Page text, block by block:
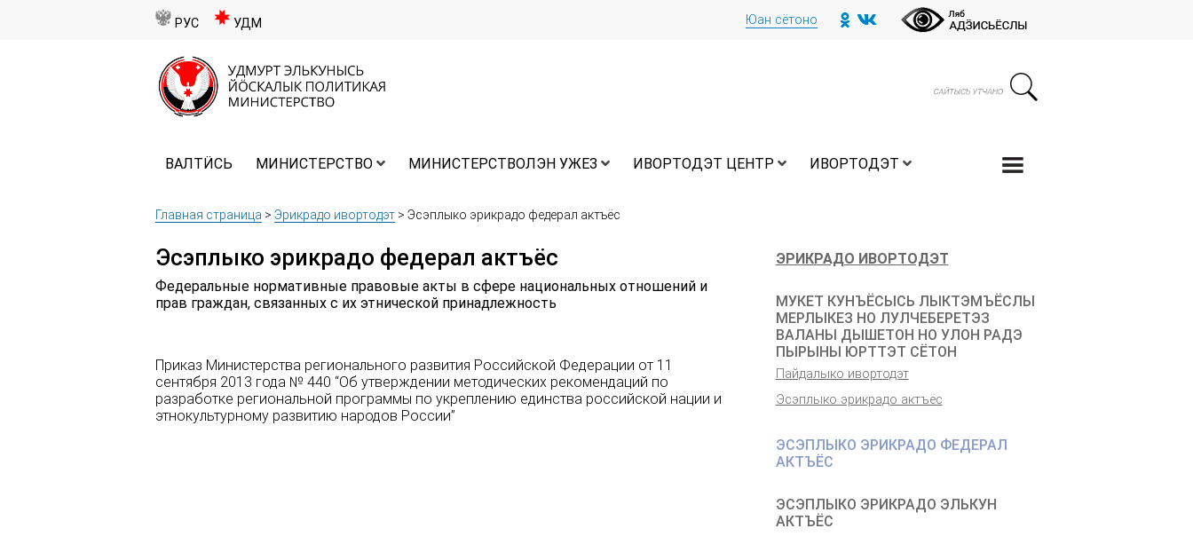
РУС УДМ Юан сётоно
ВАЛТӤСЬ МИНИСТЕРСТВО МИНИСТЕРСТВОЛЭН УЖЕЗ ИВОРТОДЭТ ЦЕНТР ИВОРТОДЭТ
Главная страница > Эрикрадо ивортодэт > Эсэплыко эрикрадо федерал актъёс
Эсэплыко эрикрадо федерал актъёс
Федеральные нормативные правовые акты в сфере национальных отношений и
прав граждан, связанных с их этнической принадлежность
Приказ Министерства регионального развития Российской Федерации от 11
сентября 2013 года № 440 “Об утверждении методических рекомендаций по
разработке региональной программы по укреплению единства российской нации и
этнокультурному развитию народов России”
ЭРИКРАДО ИВОРТОДЭТ
МУКЕТ КУНЪЁСЫСЬ ЛЫКТЭМЪЁСЛЫ
МЕРЛЫКЕЗ НО ЛУЛЧЕБЕРЕТЭЗ
ВАЛАНЫ ДЫШЕТОН НО УЛОН РАДЭ
ПЫРЫНЫ ЮРТТЭТ СЁТОН
Пайдалыко ивортодэт
Эсэплыко эрикрадо актъёс
ЭСЭПЛЫКО ЭРИКРАДО ФЕДЕРАЛ
АКТЪЁС
ЭСЭПЛЫКО ЭРИКРАДО ЭЛЬКУН
АКТЪЁС